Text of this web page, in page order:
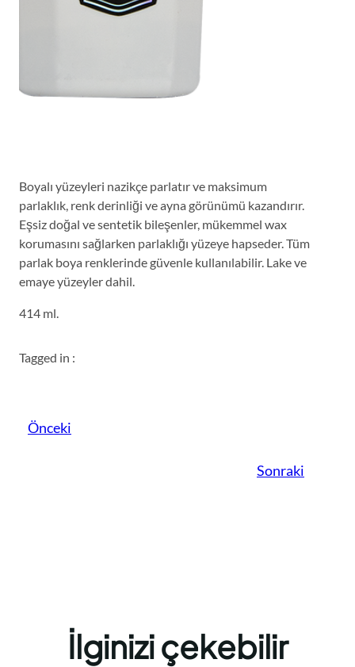
Boyalı yüzeyleri nazikçe parlatır ve maksimum
parlaklık, renk derinliği ve ayna görünümü kazandırır.
Eşsiz doğal ve sentetik bileşenler, mükemmel wax
korumasını sağlarken parlaklığı yüzeye hapseder. Tüm
parlak boya renklerinde güvenle kullanılabilir. Lake ve
emaye yüzeyler dahil.
414 ml.
Tagged in :
Önceki
Sonraki
İlginizi çekebilir